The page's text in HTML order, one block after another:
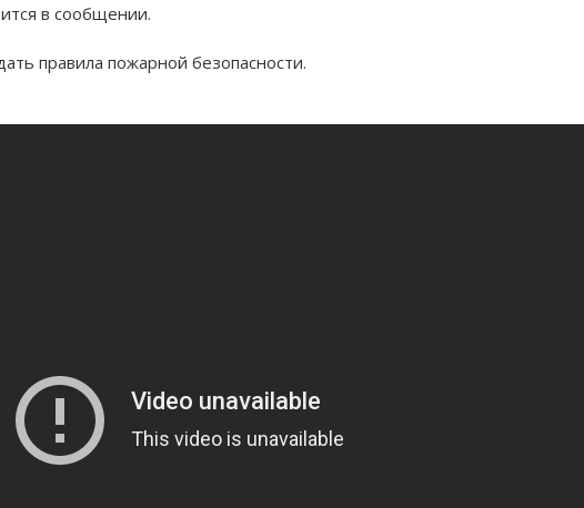
в сообщении.
правила пожарной безопасности.